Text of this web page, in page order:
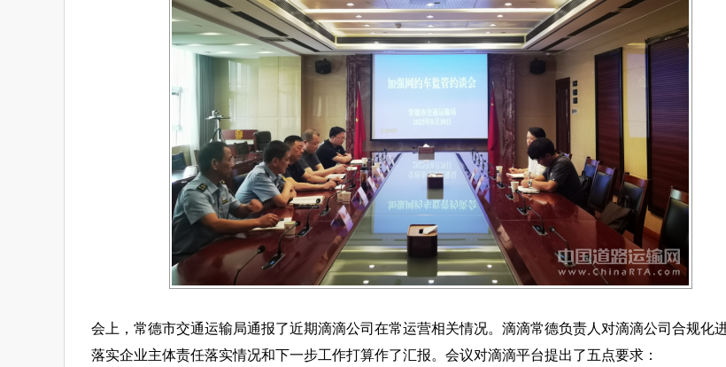
会上，常德市交通运输局通报了近期滴滴公司在常运营相关情况。滴滴常德负责人对滴滴公司合规化
落实企业主体责任落实情况和下一步工作打算作了汇报。会议对滴滴平台提出了五点要求：